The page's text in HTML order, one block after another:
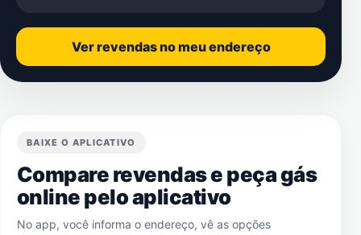
Ver revendas no meu endereço
BAIXE O APLICATIVO
Compare revendas e peça gás
online pelo aplicativo
No app, você informa o endereço, vê as opções